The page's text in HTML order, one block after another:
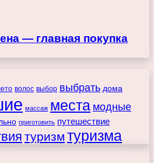
— главная покупка
волос выбор выбрать дома
массаж места модные
приготовить путешествие
туризм туризма